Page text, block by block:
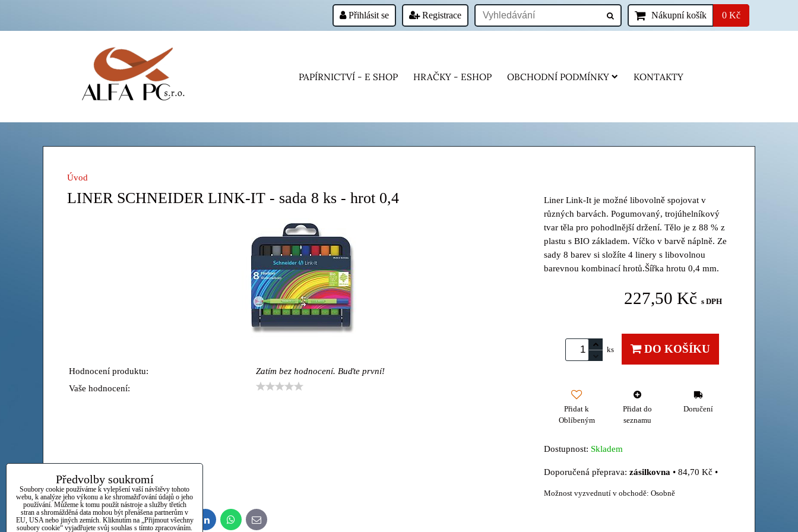
Přihlásit se Registrace Nákupní košík 0 Kč
PAPÍRNICTVÍ - E SHOP HRAČKY - ESHOP OBCHODNÍ PODMÍNKY KONTAKTY
Úvod
LINER SCHNEIDER LINK-IT - sada 8 ks - hrot 0,4
Hodnocení produktu:
Zatím bez hodnocení. Buďte první!
Vaše hodnocení:
Liner Link-It je možné libovolně spojovat v
různých barvách. Pogumovaný, trojúhelníkový
tvar těla pro pohodlnější držení. Tělo je z 88 % z
plastu s BIO základem. Víčko v barvě náplně. Ze
sady 8 barev si složíte 4 linery s libovolnou
barevnou kombinací hrotů.Šířka hrotu 0,4 mm.
227,50 Kč s DPH
ks DO KOŠÍKU
Přidat k
Oblíbeným
Přidat do
seznamu
Doručení
Dostupnost: Skladem
zásilkovna • 84,70 Kč •
Osobně
FacebookTwitter BlueskyPinterestReddit LinkedInWhatsApp
E-
mail
Předvolby soukromí
Soubory cookie používáme k vylepšení vaší návštěvy tohoto
webu, k analýze jeho výkonu a ke shromažďování údajů o jeho
používání. Můžeme k tomu použít nástroje a služby třetích
stran a shromážděná data mohou být přenášena partnerům v
EU, USA nebo jiných zemích. Kliknutím na „Přijmout všechny
soubory cookie“ vyjadřujete svůj souhlas s tímto zpracováním.